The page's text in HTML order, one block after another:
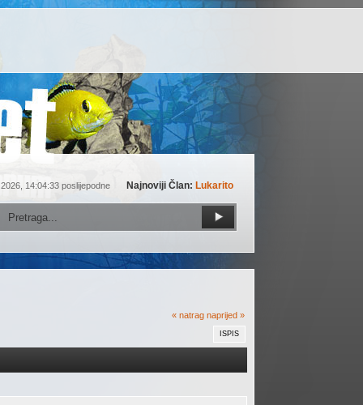
14:04:33 poslijepodne Najnoviji Član: Lukarito
« natrag naprijed »
ISPIS